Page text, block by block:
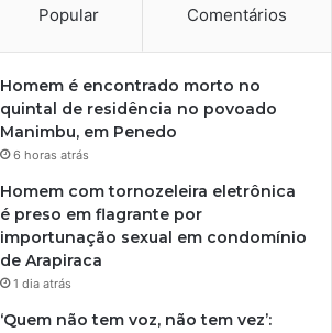
Popular Comentários
Homem é encontrado morto no
quintal de residência no povoado
Manimbu, em Penedo
6 horas atrás
Homem com tornozeleira eletrônica
é preso em flagrante por
importunação sexual em condomínio
de Arapiraca
1 dia atrás
‘Quem não tem voz, não tem vez’: